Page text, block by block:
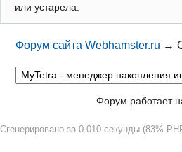
или устарела.
Форум сайта Webhamster.ru →
Форум работает
Сгенерировано за 0.010 секунды (83%